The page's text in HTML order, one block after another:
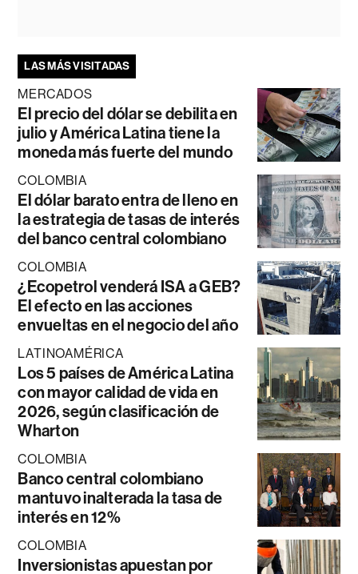
LAS MÁS VISITADAS
MERCADOS
El precio del dólar se debilita en
julio y América Latina tiene la
moneda más fuerte del mundo
COLOMBIA
El dólar barato entra de lleno en
la estrategia de tasas de interés
del banco central colombiano
COLOMBIA
¿Ecopetrol venderá ISA a GEB?
El efecto en las acciones
envueltas en el negocio del año
LATINOAMÉRICA
Los 5 países de América Latina
con mayor calidad de vida en
2026, según clasificación de
Wharton
COLOMBIA
Banco central colombiano
mantuvo inalterada la tasa de
interés en 12%
COLOMBIA
Inversionistas apuestan por